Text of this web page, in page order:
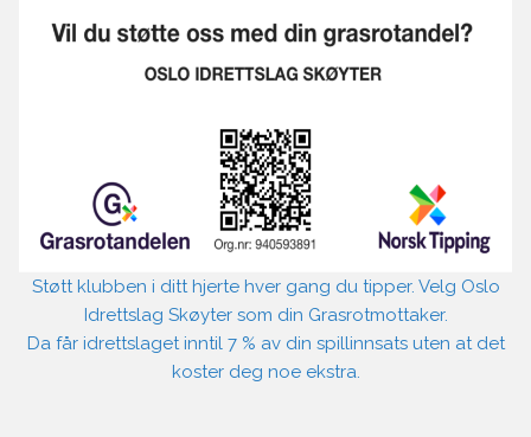
Støtt klubben i ditt hjerte hver gang du tipper. Velg Oslo
Idrettslag Skøyter som din Grasrotmottaker.
Da får idrettslaget inntil 7 % av din spillinnsats uten at det
koster deg noe ekstra.